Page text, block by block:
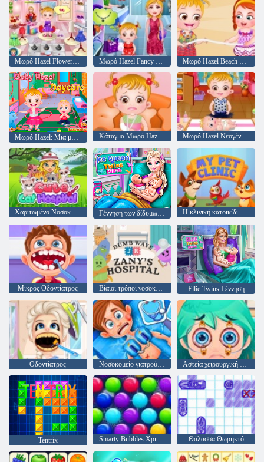
Μωρό Hazel Flower Girl Μωρό Hazel Fancy Dress Μωρό Hazel Beach Party
Κάταγμα Μωρό Hazel χέρι Μωρό Hazel Νεογέννητο εμβολιασμός
Χαριτωμένο Νοσοκομείο Cat Γέννηση των δίδυμων βασιλέων πάγου Η κλινική κατοικίδιων ζώων μου
Μικρός Οδοντίατρος Βίαιοι τρόποι νοσοκομείο του Jr Zany Ellie Twins Γέννηση
Οδοντίατρος Νοσοκομείο γιατρούς έκτακτης ανάγκης Αστεία χειρουργική επέμβαση ματιών
Tentrix Smarty Bubbles Χριστούγεννα Edition Θάλασσα Θωρηκτό